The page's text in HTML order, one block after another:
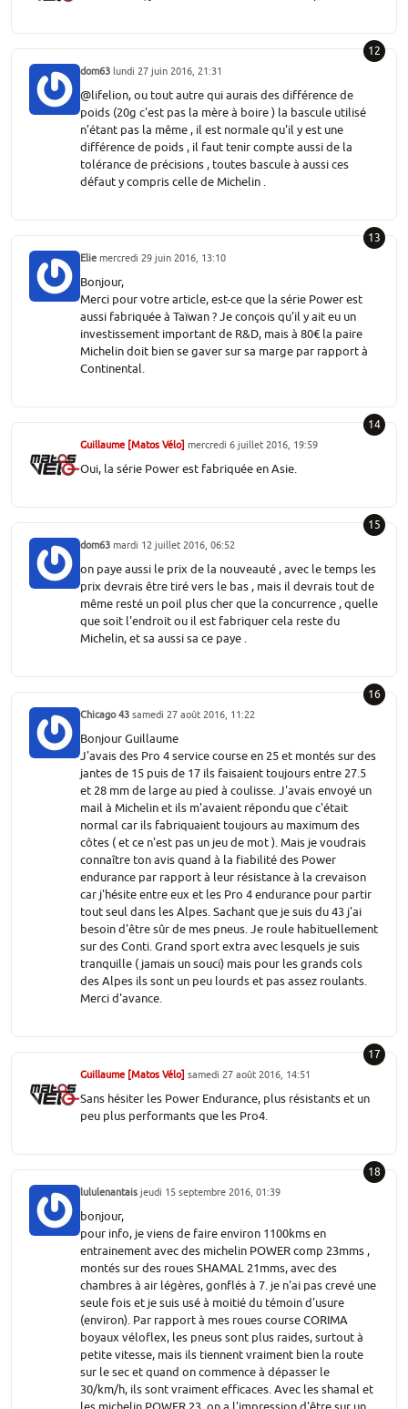
12
dom63 lundi 27 juin 2016, 21:31
@lifelion, ou tout autre qui aurais des différence de
poids (20g c'est pas la mère à boire ) la bascule utilisé
n’étant pas la même , il est normale qu'il y est une
différence de poids , il faut tenir compte aussi de la
tolérance de précisions , toutes bascule à aussi ces
défaut y compris celle de Michelin .
13
Elie mercredi 29 juin 2016, 13:10
Bonjour,
Merci pour votre article, est-ce que la série Power est
aussi fabriquée à Taïwan ? Je conçois qu'il y ait eu un
investissement important de R&D, mais à 80€ la paire
Michelin doit bien se gaver sur sa marge par rapport à
Continental.
14
Guillaume [Matos Vélo] mercredi 6 juillet 2016, 19:59
Oui, la série Power est fabriquée en Asie.
15
dom63 mardi 12 juillet 2016, 06:52
on paye aussi le prix de la nouveauté , avec le temps les
prix devrais être tiré vers le bas , mais il devrais tout de
même resté un poil plus cher que la concurrence , quelle
que soit l'endroit ou il est fabriquer cela reste du
Michelin, et sa aussi sa ce paye .
16
Chicago 43 samedi 27 août 2016, 11:22
Bonjour Guillaume
J'avais des Pro 4 service course en 25 et montés sur des
jantes de 15 puis de 17 ils faisaient toujours entre 27.5
et 28 mm de large au pied à coulisse. J'avais envoyé un
mail à Michelin et ils m'avaient répondu que c'était
normal car ils fabriquaient toujours au maximum des
côtes ( et ce n'est pas un jeu de mot ). Mais je voudrais
connaître ton avis quand à la fiabilité des Power
endurance par rapport à leur résistance à la crevaison
car j'hésite entre eux et les Pro 4 endurance pour partir
tout seul dans les Alpes. Sachant que je suis du 43 j'ai
besoin d'être sûr de mes pneus. Je roule habituellement
sur des Conti. Grand sport extra avec lesquels je suis
tranquille ( jamais un souci) mais pour les grands cols
des Alpes ils sont un peu lourds et pas assez roulants.
Merci d'avance.
17
Guillaume [Matos Vélo] samedi 27 août 2016, 14:51
Sans hésiter les Power Endurance, plus résistants et un
peu plus performants que les Pro4.
18
lululenantais jeudi 15 septembre 2016, 01:39
bonjour,
pour info, je viens de faire environ 1100kms en
entrainement avec des michelin POWER comp 23mms ,
montés sur des roues SHAMAL 21mms, avec des
chambres à air légères, gonflés à 7. je n'ai pas crevé une
seule fois et je suis usé à moitié du témoin d'usure
(environ). Par rapport à mes roues course CORIMA
boyaux véloflex, les pneus sont plus raides, surtout à
petite vitesse, mais ils tiennent vraiment bien la route
sur le sec et quand on commence à dépasser le
30/km/h, ils sont vraiment efficaces. Avec les shamal et